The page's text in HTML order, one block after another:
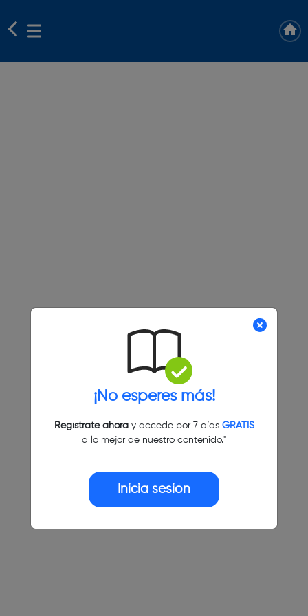
¡No esperes más!
Regístrate ahoray accede por 7 días GRATIS
a lo mejor de nuestro contenido."
Inicia sesión